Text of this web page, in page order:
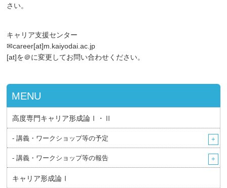
さい。
キャリア支援センター
✉career[at]m.kaiyodai.ac.jp
[at]を＠に変更してお問い合わせください。
MENU
高度専門キャリア形成論Ⅰ・Ⅱ
- 講義・ワークショップ等の予定
- 講義・ワークショップ等の報告
キャリア形成論Ⅰ